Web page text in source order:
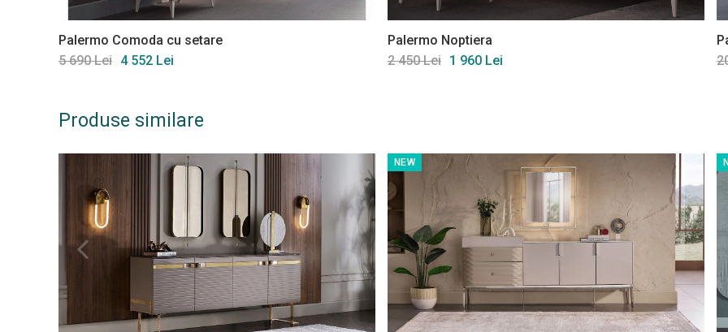
Palermo Comoda cu setare
5 690 Lei 4 552 Lei
Palermo Noptiera
2 450 Lei 1 960 Lei
Produse similare
NEW